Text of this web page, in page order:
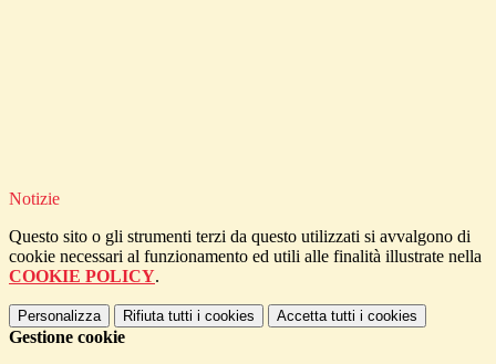
Notizie
Questo sito o gli strumenti terzi da questo utilizzati si avvalgono di
cookie necessari al funzionamento ed utili alle finalità illustrate nella
COOKIE POLICY.
Personalizza Rifiuta tutti i cookies Accetta tutti i cookies
Gestione cookie